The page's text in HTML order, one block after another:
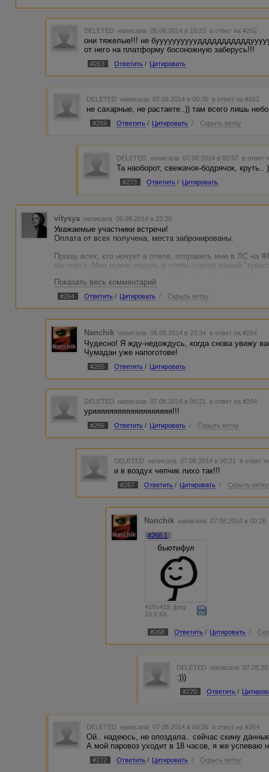
DELETED написала 05.08.2014 в 15:23 в ответ на #262
они тяжелые!!! не
от него на платформу босоножную заберусь!!!
#263 Ответить / Цитировать
DELETED написала 07.08.2014 в 00:36 в ответ на #262
не сахарные, не растаете..)) там всего лишь
#269 Ответить / Цитировать / Скрыть ветку
DELETED написала 07.08.2014 в 00:57 в ответ
Та наоборот, свежачок-бодрячок, круть..
#273 Ответить / Цитировать
vitysya написала 06.08.2014 в 23:30
Уважаемые участники встречи!
Оплата от всех получена, места забронированы.
Прошу всех, кто ночует в отеле, отправить мне в ЛС
паспорта. Мне нужно подать в отель список нашей
Поселение в отель с 12:00, выселение до 12. Поэтому,
10 утра в кафе отеля и потом (примерно на 11 или 12)
Этот момент согласуем уже на месте, чтобы всем было
Показать весь комментарий
#264 Ответить / Цитировать / Скрыть ветку
Nanchik написала 06.08.2014 в 23:34 в ответ на #264
Чудесно! Я жду-недождусь, когда снова увижу
Чумадан уже напоготове!
#265 Ответить / Цитировать
DELETED написала 07.08.2014 в 00:21 в ответ на #264
уряяяяяяяяяяяяяяяяяяя!!!
#266 Ответить / Цитировать / Скрыть ветку
DELETED написала 07.08.2014 в 00:21 в ответ
и в воздух чепчик лихо так!!!
#267 Ответить / Цитировать / Скрыть ветку
Nanchik написала 07.08.2014 в
#268.1
419x419, jpeg
15.6 Kb
#268 Ответить / Цитировать /
DELETED написала
:)))
#270 Ответить /
DELETED написала 07.08.2014 в 00:56 в ответ на #264
Ой.. надеюсь, не опоздала.. сейчас скину
А мой паровоз уходит в 18 часов, я же успеваю
#272 Ответить / Цитировать / Скрыть ветку